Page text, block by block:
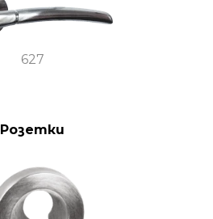
627
Розетки